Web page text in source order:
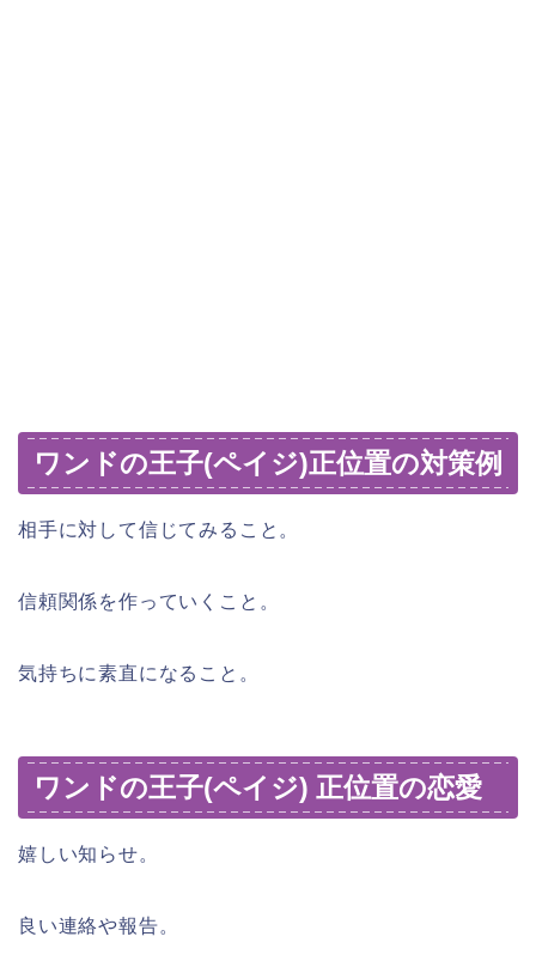
ワンドの王子(ペイジ)正位置の対策例
相手に対して信じてみること。
信頼関係を作っていくこと。
気持ちに素直になること。
ワンドの王子(ペイジ) 正位置の恋愛
嬉しい知らせ。
良い連絡や報告。